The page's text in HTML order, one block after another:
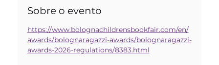
Sobre o evento
https://www.bolognachildrensbookfair.com/en/
awards/bolognaragazzi-awards/bolognaragazzi-
awards-2026-regulations/8383.html